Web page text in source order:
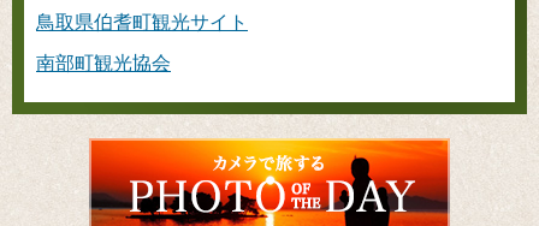
鳥取県伯耆町観光サイト
南部町観光協会